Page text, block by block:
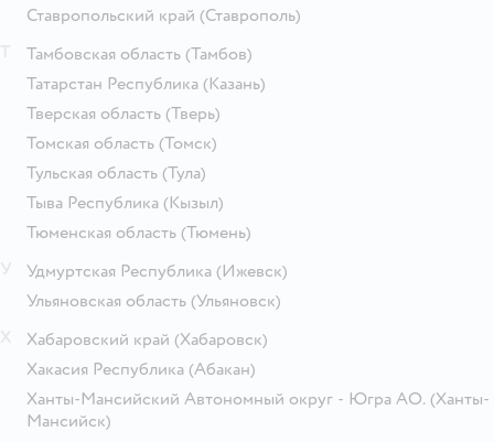
Ставропольский край (Ставрополь)
Тамбовская область (Тамбов)
Татарстан Республика (Казань)
Тверская область (Тверь)
Томская область (Томск)
Тульская область (Тула)
Тыва Республика (Кызыл)
Тюменская область (Тюмень)
Удмуртская Республика (Ижевск)
Ульяновская область (Ульяновск)
Хабаровский край (Хабаровск)
Хакасия Республика (Абакан)
Ханты-Мансийский Автономный округ - Югра АО. (Ханты-
Мансийск)